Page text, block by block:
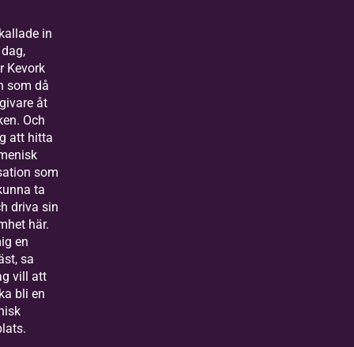
in
Kevork
som då
åt
Och
att hitta
som
ta
driva sin
här.
en
sa
vill att
bli en